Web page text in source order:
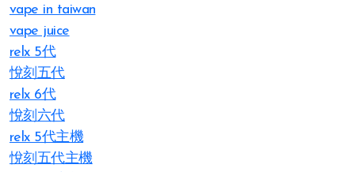
vape in taiwan
vape juice
relx 5代
悅刻五代
relx 6代
悅刻六代
relx 5代主機
悅刻五代主機